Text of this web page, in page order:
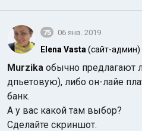
75 06 янв. 2019
Elena Vasta (сайт-админ)
Murzika обычно предлагают
дпьетовую), либо он-лайе
банк.
А у вас какой там выбор?
Сделайте скриншот.